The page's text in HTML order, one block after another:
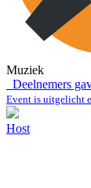
Muziek
Deelnemers
Event is uitgelicht
Host